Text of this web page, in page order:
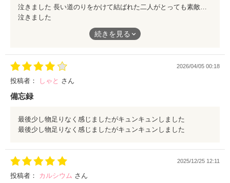
泣きました 長い道のりをかけて結ばれた二人がとっても素敵でした 素敵な作品に出会えて ありがとうございました
泣きました
長い道のりをかけて結ばれた二人がとっても素敵でした
続きを見る
2026/04/05 00:18
投稿者： しゃと さん
備忘録
最後少し物足りなく感じましたがキュンキュンしました
最後少し物足りなく感じましたがキュンキュンしました
2025/12/25 12:11
投稿者： カルシウム さん